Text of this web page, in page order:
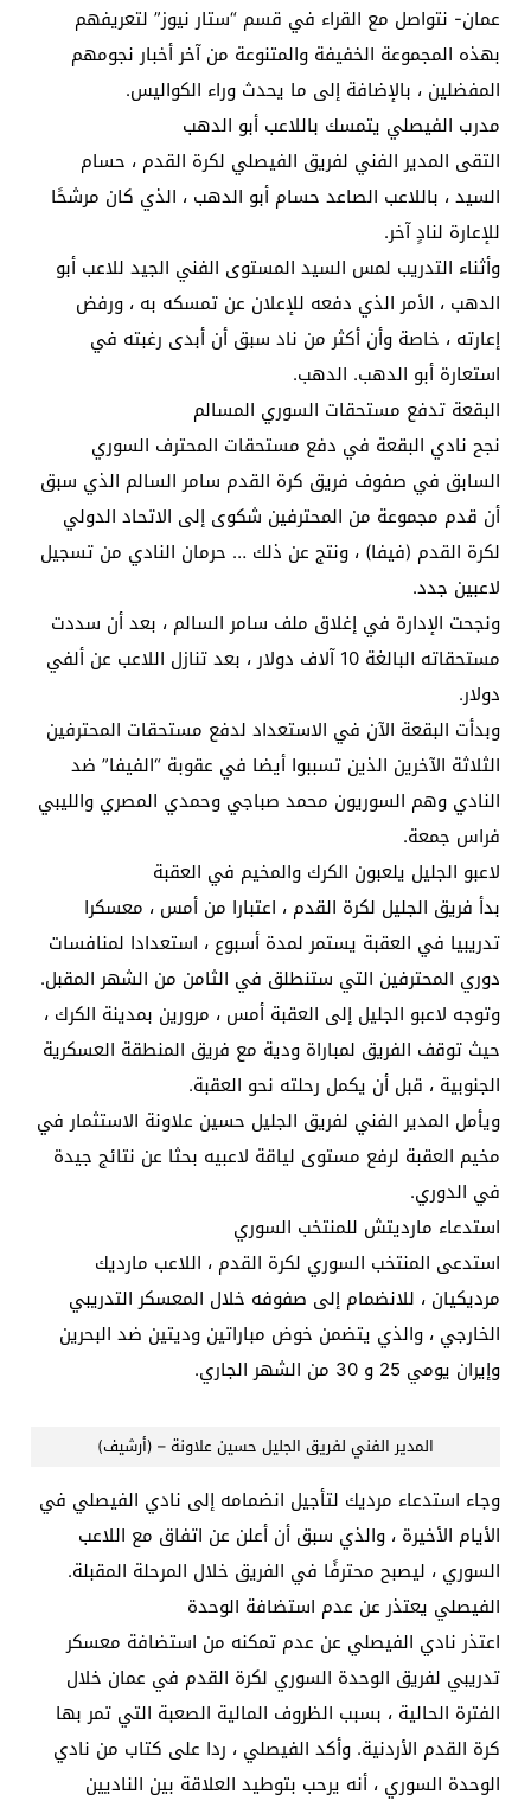
عمان- نتواصل مع القراء في قسم “ستار نيوز” لتعريفهم
بهذه المجموعة الخفيفة والمتنوعة من آخر أخبار نجومهم
المفضلين ، بالإضافة إلى ما يحدث وراء الكواليس.
مدرب الفيصلي يتمسك باللاعب أبو الدهب
التقى المدير الفني لفريق الفيصلي لكرة القدم ، حسام
السيد ، باللاعب الصاعد حسام أبو الدهب ، الذي كان مرشحًا
للإعارة لنادٍ آخر.
وأثناء التدريب لمس السيد المستوى الفني الجيد للاعب أبو
الدهب ، الأمر الذي دفعه للإعلان عن تمسكه به ، ورفض
إعارته ، خاصة وأن أكثر من ناد سبق أن أبدى رغبته في
استعارة أبو الدهب. الدهب.
البقعة تدفع مستحقات السوري المسالم
نجح نادي البقعة في دفع مستحقات المحترف السوري
السابق في صفوف فريق كرة القدم سامر السالم الذي سبق
أن قدم مجموعة من المحترفين شكوى إلى الاتحاد الدولي
لكرة القدم (فيفا) ، ونتج عن ذلك … حرمان النادي من تسجيل
لاعبين جدد.
ونجحت الإدارة في إغلاق ملف سامر السالم ، بعد أن سددت
مستحقاته البالغة 10 آلاف دولار ، بعد تنازل اللاعب عن ألفي
دولار.
وبدأت البقعة الآن في الاستعداد لدفع مستحقات المحترفين
الثلاثة الآخرين الذين تسببوا أيضا في عقوبة “الفيفا” ضد
النادي وهم السوريون محمد صباجي وحمدي المصري والليبي
فراس جمعة.
لاعبو الجليل يلعبون الكرك والمخيم في العقبة
بدأ فريق الجليل لكرة القدم ، اعتبارا من أمس ، معسكرا
تدريبيا في العقبة يستمر لمدة أسبوع ، استعدادا لمنافسات
دوري المحترفين التي ستنطلق في الثامن من الشهر المقبل.
وتوجه لاعبو الجليل إلى العقبة أمس ، مرورين بمدينة الكرك ،
حيث توقف الفريق لمباراة ودية مع فريق المنطقة العسكرية
الجنوبية ، قبل أن يكمل رحلته نحو العقبة.
ويأمل المدير الفني لفريق الجليل حسين علاونة الاستثمار في
مخيم العقبة لرفع مستوى لياقة لاعبيه بحثا عن نتائج جيدة
في الدوري.
استدعاء مارديتش للمنتخب السوري
استدعى المنتخب السوري لكرة القدم ، اللاعب مارديك
مرديكيان ، للانضمام إلى صفوفه خلال المعسكر التدريبي
الخارجي ، والذي يتضمن خوض مباراتين وديتين ضد البحرين
وإيران يومي 25 و 30 من الشهر الجاري.
المدير الفني لفريق الجليل حسين علاونة – (أرشيف)
وجاء استدعاء مرديك لتأجيل انضمامه إلى نادي الفيصلي في
الأيام الأخيرة ، والذي سبق أن أعلن عن اتفاق مع اللاعب
السوري ، ليصبح محترفًا في الفريق خلال المرحلة المقبلة.
الفيصلي يعتذر عن عدم استضافة الوحدة
اعتذر نادي الفيصلي عن عدم تمكنه من استضافة معسكر
تدريبي لفريق الوحدة السوري لكرة القدم في عمان خلال
الفترة الحالية ، بسبب الظروف المالية الصعبة التي تمر بها
كرة القدم الأردنية. وأكد الفيصلي ، ردا على كتاب من نادي
الوحدة السوري ، أنه يرحب بتوطيد العلاقة بين الناديين